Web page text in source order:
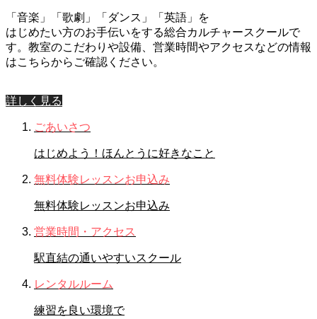
「音楽」「歌劇」「ダンス」「英語」を
はじめたい方のお手伝いをする総合カルチャースクールで
す。教室のこだわりや設備、営業時間やアクセスなどの情報
はこちらからご確認ください。
詳しく見る
ごあいさつ
はじめよう！ほんとうに好きなこと
無料体験レッスンお申込み
無料体験レッスンお申込み
営業時間・アクセス
駅直結の通いやすいスクール
レンタルルーム
練習を良い環境で